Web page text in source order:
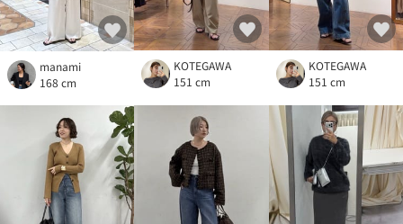
manami
168 cm
KOTEGAWA
151 cm
KOTEGAWA
151 cm